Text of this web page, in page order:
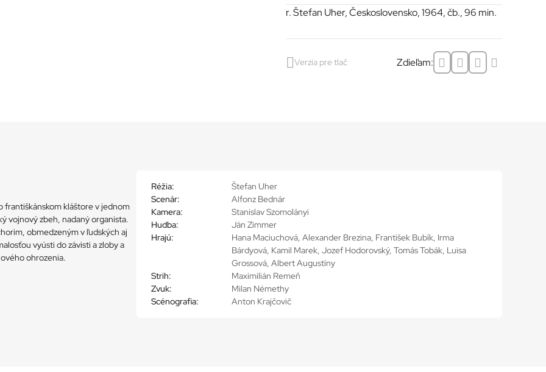
r. Štefan Uher, Československo, 1964, čb., 96 min.
Verzia pre tlač Zdieľam:
františkánskom kláštore v jednom
vojnový zbeh, nadaný organista.
obmedzeným v ľudských aj
vyústi do závisti a zloby a
ohrozenia.
Réžia:
Štefan Uher
Scenár:
Alfonz Bednár
Kamera:
Stanislav Szomolányi
Hudba:
Ján Zimmer
Hrajú:
Hana Maciuchová, Alexander Brezina, František Bubík, Irma
Bárdyová, Kamil Marek, Jozef Hodorovský, Tomás Tobák, Luisa
Grossová, Albert Augustíny
Strih:
Maximilián Remeň
Zvuk:
Milan Némethy
Scénografia:
Anton Krajčovič